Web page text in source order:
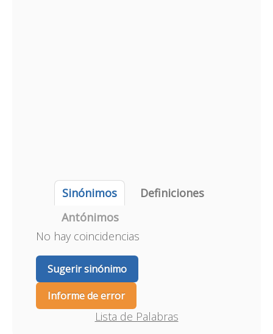
Sinónimos
Definiciones
Antónimos
No hay coincidencias
Sugerir sinónimo
Informe de error
Lista de Palabras